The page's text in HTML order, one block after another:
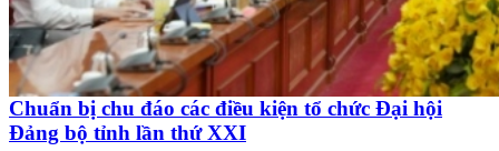
Chuẩn bị chu đáo các điều kiện tổ chức Đại hội
Đảng bộ tỉnh lần thứ XXI